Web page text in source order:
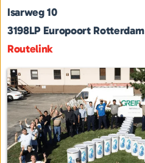
Isarweg 10
3198LP Europoort Rotterdam
Routelink